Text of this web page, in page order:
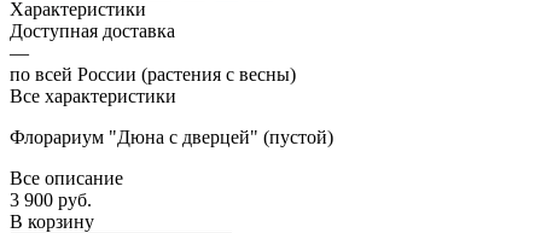
Характеристики
Доступная доставка
—
по всей России (растения с весны)
Все характеристики
Флорариум "Дюна с дверцей" (пустой)
Все описание
3 900 руб.
В корзину